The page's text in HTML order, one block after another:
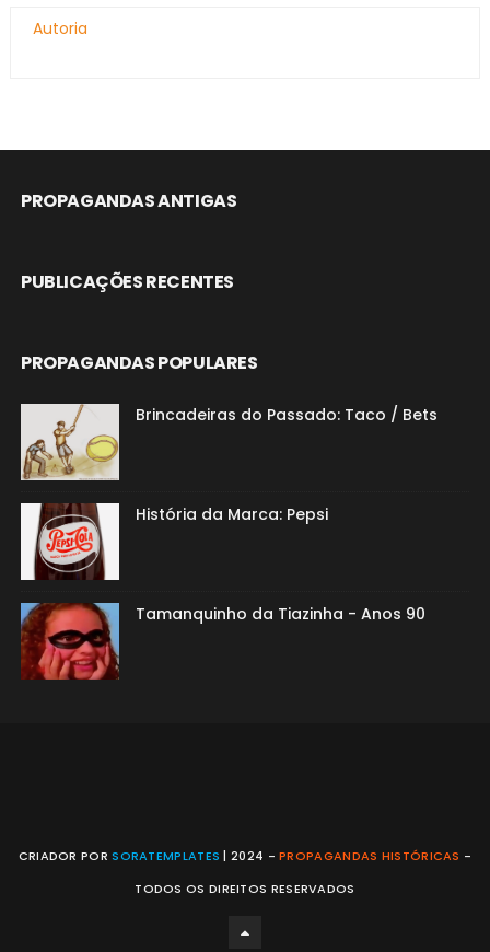
Autoria
PROPAGANDAS ANTIGAS
PUBLICAÇÕES RECENTES
PROPAGANDAS POPULARES
Brincadeiras do Passado: Taco / Bets
História da Marca: Pepsi
Tamanquinho da Tiazinha - Anos 90
CRIADOR PORSORATEMPLATES | 2024 -PROPAGANDAS HISTÓRICAS -
TODOS OS DIREITOS RESERVADOS